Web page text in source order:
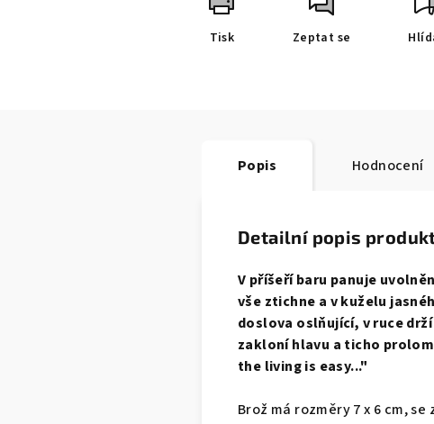
Tisk Zeptat se
Popis Hodnocení
Detailní popis
V příšeří baru panuje
vše ztichne a v kuželu
doslova oslňující, v ruce
zakloní hlavu a ticho
the living is easy..."
Brož má rozměry 7 x 6 cm,